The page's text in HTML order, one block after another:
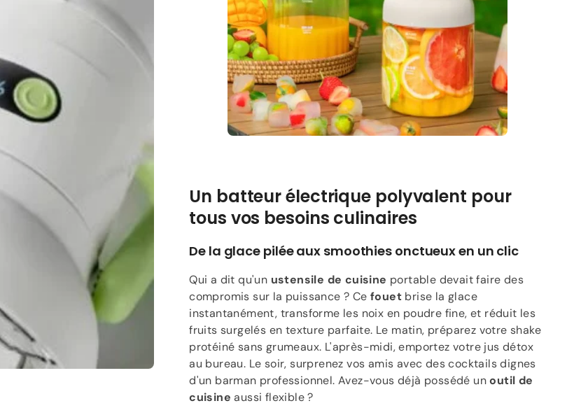
Un batteur électrique polyvalent pour
tous vos besoins culinaires
De la glace pilée aux smoothies onctueux en un clic
Qui a dit qu'un ustensile de cuisine portable devait faire des
compromis sur la puissance ? Ce fouet brise la glace
instantanément, transforme les noix en poudre fine, et réduit les
fruits surgelés en texture parfaite. Le matin, préparez votre shake
protéiné sans grumeaux. L'après-midi, emportez votre jus détox
au bureau. Le soir, surprenez vos amis avec des cocktails dignes
d'un barman professionnel. Avez-vous déjà possédé unoutil de
cuisine aussi flexible ?